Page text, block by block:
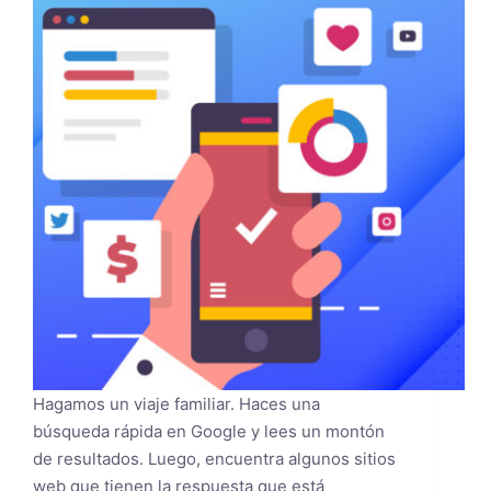
Hagamos un viaje familiar. Haces una
búsqueda rápida en Google y lees un montón
de resultados. Luego, encuentra algunos sitios
web que tienen la respuesta que está